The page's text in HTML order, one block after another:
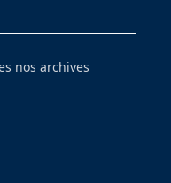
nos archives